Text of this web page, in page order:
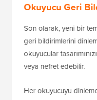
Okuyucu Geri
Son olarak, yeni bir
geri bildirimlerini
okuyucular
veya nefret edebilir.
Her okuyucuyu